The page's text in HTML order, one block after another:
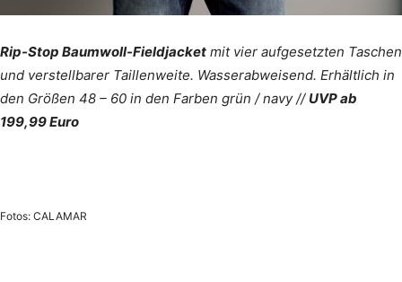
Rip-Stop Baumwoll-Fieldjacket mit vier aufgesetzten Taschen
und verstellbarer Taillenweite. Wasserabweisend. Erhältlich in
den Größen 48 – 60 in den Farben grün / navy // UVP ab
199,99 Euro
Fotos: CALAMAR